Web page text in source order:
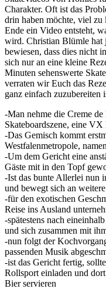
Charakter. Oft ist das
drin haben möchte, viel
Ende ein Video entsteht,
wird. Christian Blümle hat
bewiesen, dass dies nicht
sich nur an eine kleine
Minuten sehenswerte
verraten wir Euch das
ganz einfach zuzubereiten
-Man nehme die Creme
Skateboardszene, eine
-Das Gemisch kommt
Westfalenmetropole,
-Um dem Gericht eine
Gäste mit in den Topf
-Ist das bunte Allerlei nun
und bewegt sich an
-für den exotischen
Reise ins Ausland
-spätestens nach
und sich zusammen mit
-nun folgt der
passenden Musik
-ist das Gericht fertig,
Rollsport einladen und
Bier servieren